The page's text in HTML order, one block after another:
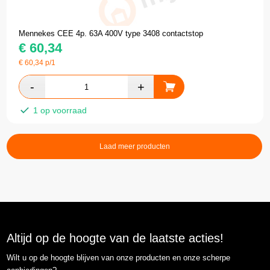
Mennekes CEE 4p. 63A 400V type 3408 contactstop
€ 60,34
€60,34 p/1
1 op voorraad
Laad meer producten
Altijd op de hoogte van de laatste acties!
Wilt u op de hoogte blijven van onze producten en onze scherpe